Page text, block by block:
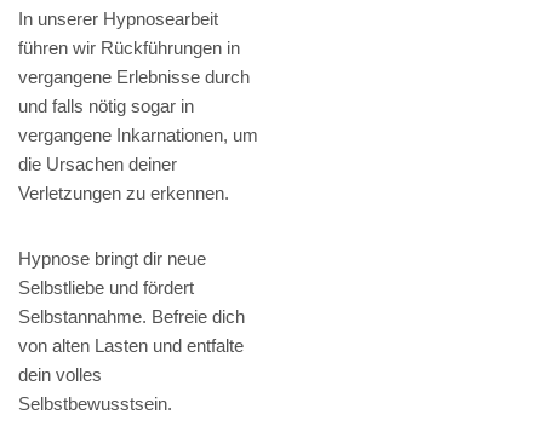
In unserer Hypnosearbeit
führen wir Rückführungen in
vergangene Erlebnisse durch
und falls nötig sogar in
vergangene Inkarnationen, um
die Ursachen deiner
Verletzungen zu erkennen.
Hypnose bringt dir neue
Selbstliebe und fördert
Selbstannahme. Befreie dich
von alten Lasten und entfalte
dein volles
Selbstbewusstsein.